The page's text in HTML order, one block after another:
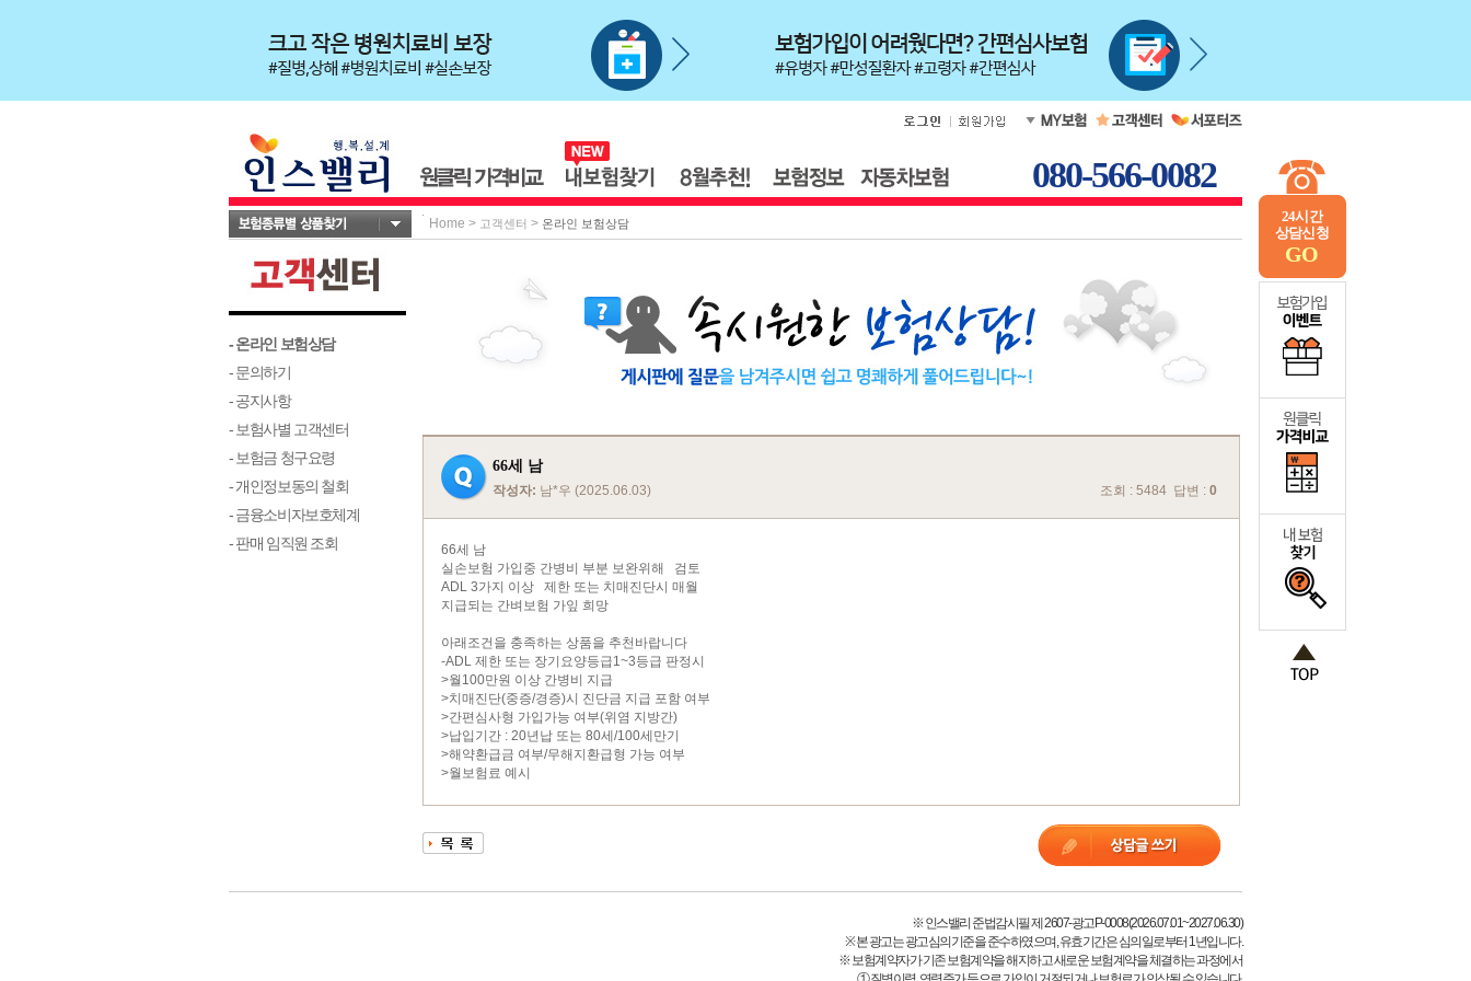
24시간
상담신청
GO
080-566-0082
Home > 고객센터 > 온라인 보험상담
- 온라인 보험상담
- 문의하기
- 공지사항
- 보험사별 고객센터
- 보험금 청구요령
- 개인정보동의 철회
- 금융소비자보호체계
- 판매 임직원 조회
66세 남
작성자: 남*우 (2025.06.03) 조회 : 5484 답변 : 0
66세 남
실손보험 가입중 간병비 부분 보완위해 검토
ADL 3가지 이상 제한 또는 치매진단시 매월
지급되는 간벼보험 가잎 희망
아래조건을 충족하는 상품을 추천바랍니다
-ADL 제한 또는 장기요양등급1~3등급 판정시
>월100만원 이상 간병비 지급
>치매진단(중증/경증)시 진단금 지급 포함 여부
>간편심사형 가입가능 여부(위염 지방간)
>납입기간 : 20년납 또는 80세/100세만기
>해약환급금 여부/무해지환급형 가능 여부
>월보험료 예시
※ 인스밸리 준법감시필 제 2607-광고P-0008(2026.07.01~2027.06.30)
※ 본 광고는 광고심의기준을 준수하였으며, 유효기간은 심의일로부터 1년입니다.
※ 보험계약자가 기존 보험계약을 해지하고 새로운 보험계약을 체결하는 과정에서